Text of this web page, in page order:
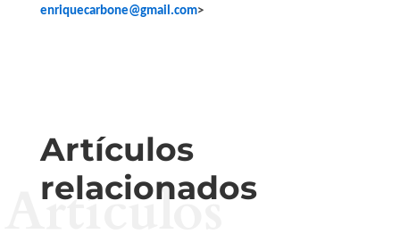
enriquecarbone@gmail.com>
Artículos
relacionados
Artículos